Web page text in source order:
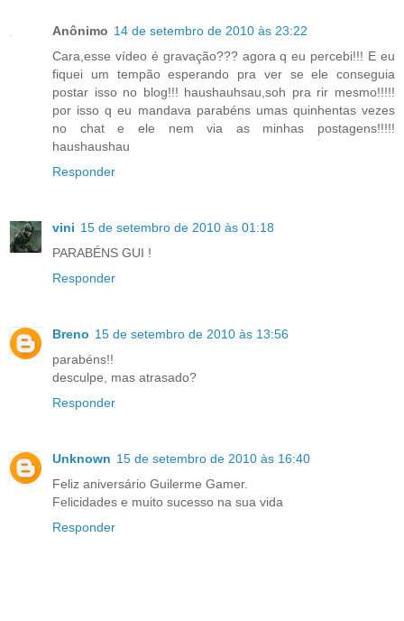
Anônimo 14 de setembro de 2010 às 23:22
Cara,esse vídeo é gravação??? agora q eu percebi!!! E eu
fiquei um tempão esperando pra ver se ele conseguia
postar isso no blog!!! haushauhsau,soh pra rir mesmo!!!!!
por isso q eu mandava parabéns umas quinhentas vezes
no chat e ele nem via as minhas postagens!!!!!
haushaushau
Responder
vini 15 de setembro de 2010 às 01:18
PARABÉNS GUI !
Responder
Breno 15 de setembro de 2010 às 13:56
parabéns!!
desculpe, mas atrasado?
Responder
Unknown 15 de setembro de 2010 às 16:40
Feliz aniversário Guilerme Gamer.
Felicidades e muito sucesso na sua vida
Responder